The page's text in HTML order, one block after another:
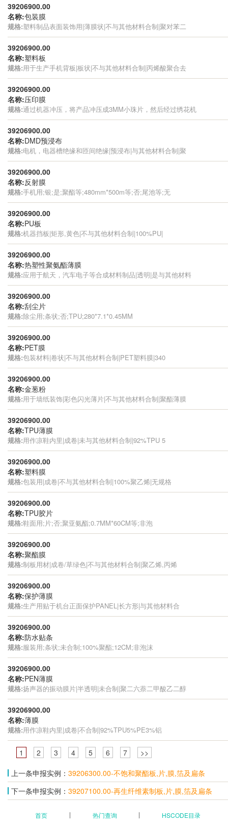
39206900.00
名称:包装膜
规格:塑料制品表面装饰用|薄膜状|不与其他材料合制|聚对苯二
39206900.00
名称:塑料板
规格:用于生产手机背板|板状|不与其他材料合制|丙烯酸聚合去
39206900.00
名称:压印膜
规格:通过机器冲压，将产品冲压成3MM小珠片，然后经过绣花机
39206900.00
名称:DMD预浸布
规格:电机，电器槽绝缘和匝间绝缘|预浸布|与其他材料合制|聚
39206900.00
名称:反射膜
规格:手机用;银;是;聚酯等;480mm*500m等;否;尾池等;无
39206900.00
名称:PU板
规格:机器挡板|矩形,黄色|不与其他材料合制|100%PU|
39206900.00
名称:热塑性聚氨酯薄膜
规格:应用于航天，汽车电子等合成材料制品|透明|是与其他材料
39206900.00
名称:刮尘片
规格:除尘用;条状;否;TPU;280*7.1*0.45MM
39206900.00
名称:PET膜
规格:包装材料|卷状|不与其他材料合制|PET塑料膜|340
39206900.00
名称:金葱粉
规格:用于墙纸装饰|彩色闪光薄片|不与其他材料合制|聚酯薄膜
39206900.00
名称:TPU薄膜
规格:用作凉鞋内里|成卷|未与其他材料合制|92%TPU 5
39206900.00
名称:塑料膜
规格:包装用|成卷|不与其他材料合制|100%聚乙烯|无规格
39206900.00
名称:TPU胶片
规格:鞋面用;片;否;聚亚氨酯;0.7MM*60CM等;非泡
39206900.00
名称:聚酯膜
规格:制板用材|成卷/草绿色|不与其他材料合制|聚乙烯,丙烯
39206900.00
名称:保护薄膜
规格:生产用贴于机台正面保护PANEL|长方形|与其他材料合
39206900.00
名称:防水贴条
规格:服装用;条状;未合制;100%聚酯;12CM;非泡沫
39206900.00
名称:PEN薄膜
规格:扬声器的振动膜片|半透明|未合制|聚二六萘二甲酸乙二醇
39206900.00
名称:薄膜
规格:用作凉鞋内里|成卷|不合制|92%TPU5%PE3%铝
1 2 3 4 5 6 7
>>
上一条申报实例： 39206300.00-不饱和聚酯板,片,膜,箔及扁条
下一条申报实例： 39207100.00-再生纤维素制板,片,膜,箔及扁条
首页 热门查询 HSCODE目录